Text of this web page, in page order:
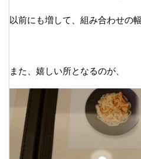
以前にも増して、組み合わせの
また、嬉しい所となるのが、